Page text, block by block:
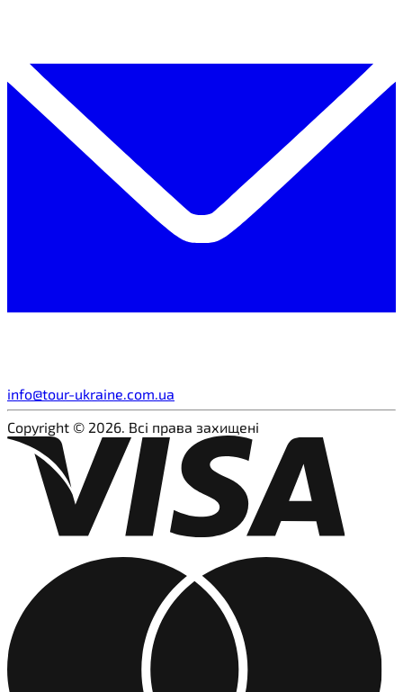
info@tour-ukraine.com.ua
Copyright © 2026. Всі права захищені